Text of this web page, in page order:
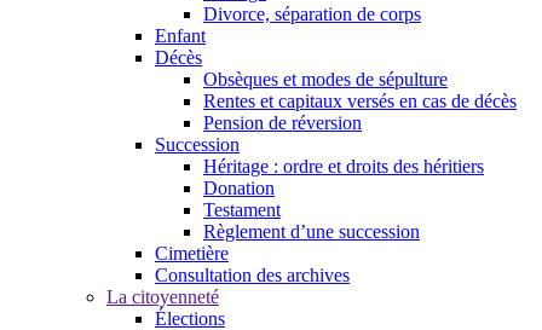
Divorce, séparation de corps
Enfant
Décès
Obsèques et modes de sépulture
Rentes et capitaux versés en cas de décès
Pension de réversion
Succession
Héritage : ordre et droits des héritiers
Donation
Testament
Règlement d’une succession
Cimetière
Consultation des archives
La citoyenneté
Élections